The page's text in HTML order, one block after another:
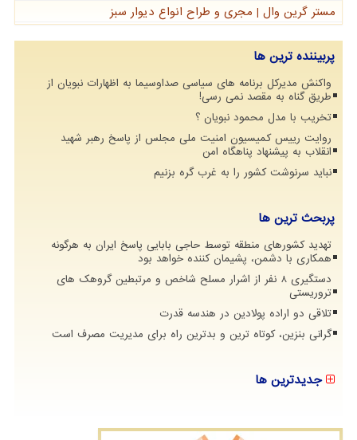
مستر گرین وال | مجری و طراح انواع دیوار سبز
پربیننده ترین ها
واکنش مدیرکل برنامه های سیاسی صداوسیما به اظهارات نبویان از
طریق گناه به مقصد نمی رسی!
تخریب با مدل محمود نبویان ؟
روایت رییس کمیسیون امنیت ملی مجلس از پاسخ رهبر شهید
انقلاب به پیشنهاد پناهگاه امن
نباید سرنوشت کشور را به غرب گره بزنیم
پربحث ترین ها
تهدید کشورهای منطقه توسط حاجی بابایی پاسخ ایران به هرگونه
همکاری با دشمن، پشیمان کننده خواهد بود
دستگیری 8 نفر از اشرار مسلح شاخص و مرتبطین گروهک های
تروریستی
تلاقی دو اراده پولادین در هندسه قدرت
گرانی بنزین، کوتاه ترین و بدترین راه برای مدیریت مصرف است
جدیدترین ها